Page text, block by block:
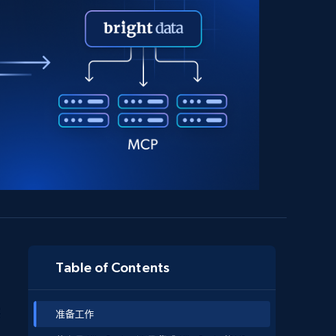
Deep Lookup 测试版
在海量级网页数据上运行复杂
Bright SDK
Table of Contents
准备工作